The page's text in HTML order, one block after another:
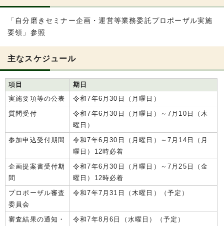
「自分磨きセミナー企画・運営等業務委託プロポーザル実施
要領」参照
主なスケジュール
項目
期日
実施要項等の公表
令和7年6月30日（月曜日）
質問受付
令和7年6月30日（月曜日）～7月10日（木
曜日）
参加申込受付期間
令和7年6月30日（月曜日）～7月14日（月
曜日）12時必着
企画提案書受付期
間
令和7年6月30日（月曜日）～7月25日（金
曜日）12時必着
プロポーザル審査
委員会
令和7年7月31日（木曜日）（予定）
審査結果の通知・
令和7年8月6日（水曜日）（予定）